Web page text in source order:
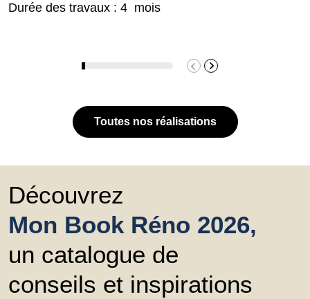
Durée des travaux : 4 mois
Toutes nos réalisations
Découvrez
Mon Book Réno 2026,
un catalogue de
conseils et inspirations